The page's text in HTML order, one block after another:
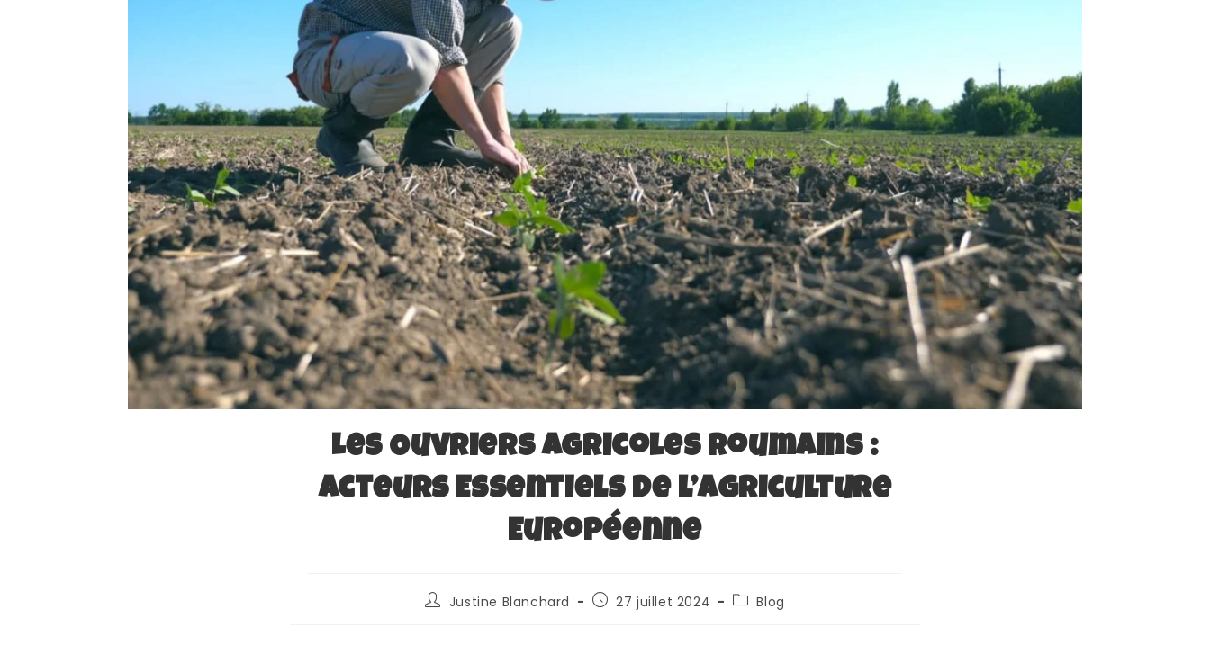
Les Ouvriers Agricoles Roumains :
Acteurs Essentiels de l’Agriculture
Européenne
Justine Blanchard 27 juillet 2024 Blog